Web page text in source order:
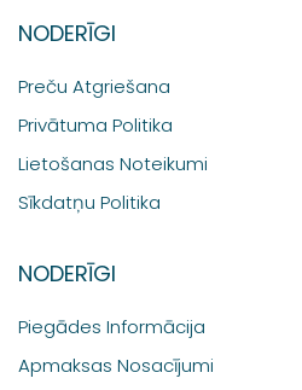
NODERĪGI
Preču Atgriešana
Privātuma Politika
Lietošanas Noteikumi
Sīkdatņu Politika
NODERĪGI
Piegādes Informācija
Apmaksas Nosacījumi